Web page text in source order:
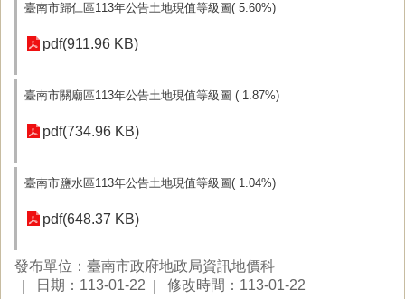
臺南市歸仁區113年公告土地現值等級圖( 5.60%)
pdf(911.96 KB)
臺南市關廟區113年公告土地現值等級圖 ( 1.87%)
pdf(734.96 KB)
臺南市鹽水區113年公告土地現值等級圖( 1.04%)
pdf(648.37 KB)
發布單位：臺南市政府地政局資訊地價科
日期：113-01-22
修改時間：113-01-22